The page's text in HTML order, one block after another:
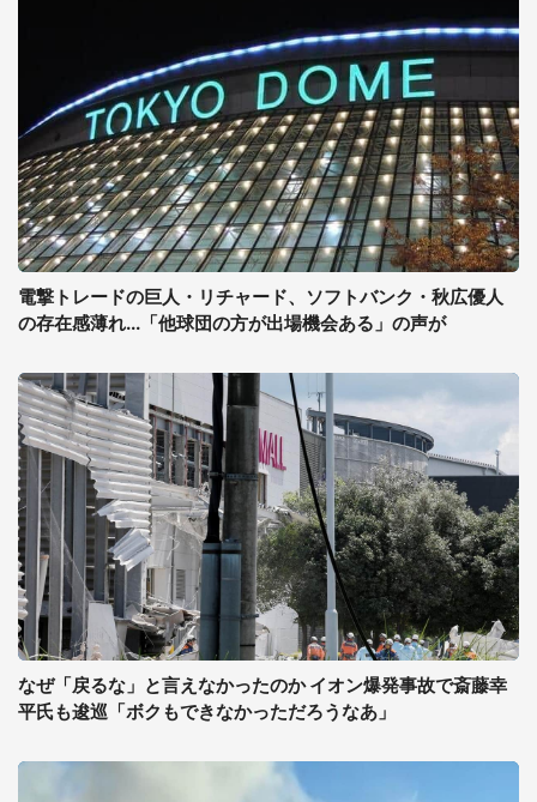
電撃トレードの巨人・リチャード、ソフトバンク・秋広優人
の存在感薄れ...「他球団の方が出場機会ある」の声が
なぜ「戻るな」と言えなかったのか イオン爆発事故で斎藤幸
平氏も逡巡「ボクもできなかっただろうなあ」